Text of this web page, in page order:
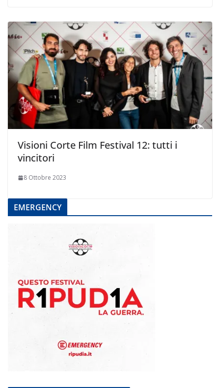
Visioni Corte Film Festival 12: tutti i
vincitori
8 Ottobre 2023
EMERGENCY